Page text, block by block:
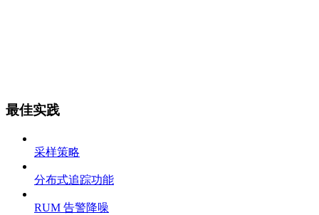
最佳实践
采样策略
分布式追踪功能
RUM 告警降噪